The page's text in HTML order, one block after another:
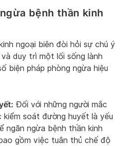
bệnh thần kinh
ngoại biên đòi hỏi sự chú ý
duy trì một lối sống lành
biện pháp phòng ngừa hiệu
Đối với những người mắc
kiểm soát đường huyết là yếu
ngăn ngừa bệnh thần kinh
gồm việc tuân thủ chế độ